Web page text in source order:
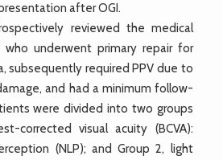
after OGI.
reviewed the medical
underwent primary repair for
subsequently required PPV due to
and had a minimum follow-
were divided into two groups
corrected visual acuity (BCVA):
(NLP); and Group 2, light